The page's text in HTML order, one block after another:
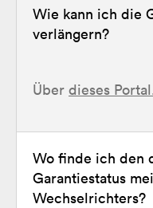
Wie kann ich die
verlängern?
Über dieses
Wo finde ich den
Garantiestatus
Wechselrichters?